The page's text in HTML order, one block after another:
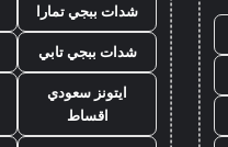
شدات ببجي تمارا
شدات ببجي تابي
ايتونز سعودي
اقساط